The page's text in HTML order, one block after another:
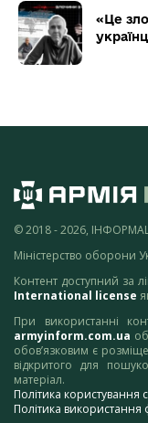
«Це
© 2018 - 2026,
Міністерство оборони
Контент доступний за
International license
При використанні
armyinform.com.ua
обов’язковим є
відкритого для
матеріал.
Політика
Політика використання